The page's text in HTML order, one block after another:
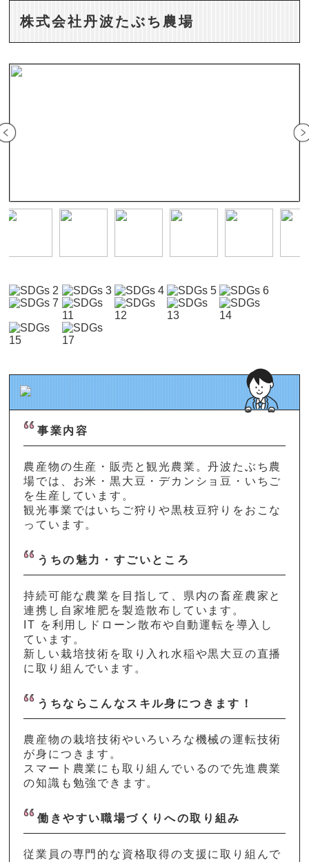
株式会社丹波たぶち農場
事業内容
農産物の生産・販売と観光農業。丹波たぶち農
場では、お米・黒大豆・デカンショ豆・いちご
を生産しています。
観光事業ではいちご狩りや黒枝豆狩りをおこな
っています。
うちの魅力・すごいところ
持続可能な農業を目指して、県内の畜産農家と
連携し自家堆肥を製造散布しています。
IT を利用しドローン散布や自動運転を導入し
ています。
新しい栽培技術を取り入れ水稲や黒大豆の直播
に取り組んでいます。
うちならこんなスキル身につきます！
農産物の栽培技術やいろいろな機械の運転技術
が身につきます。
スマート農業にも取り組んでいるので先進農業
の知識も勉強できます。
働きやすい職場づくりへの取り組み
従業員の専門的な資格取得の支援に取り組んで